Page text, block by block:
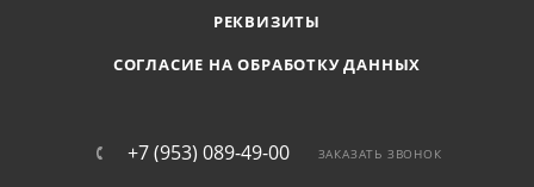
РЕКВИЗИТЫ
СОГЛАСИЕ НА ОБРАБОТКУ ДАННЫХ
+7 (953) 089-49-00 ЗАКАЗАТЬ ЗВОНОК